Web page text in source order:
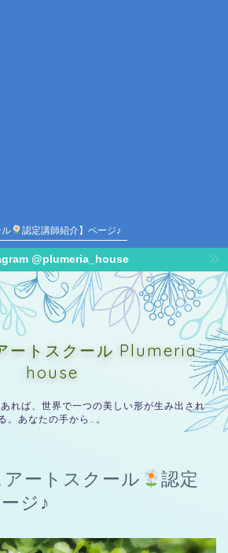
ル 認定講師紹介】ページ♪
@plumeria_house
ートスクール Plumeria
house
れば、世界で一つの美しい形が生み出され
。あなたの手から…。
アートスクール
認定
ジ♪